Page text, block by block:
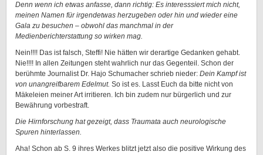
Denn wenn ich etwas anfasse, dann richtig: Es interesssiert mich nicht,
meinen Namen für irgendetwas herzugeben oder hin und wieder eine
Gala zu besuchen – obwohl das manchmal in der
Medienberichterstattung so wirken mag.
Nein!!!! Das ist falsch, Steffi! Nie hätten wir derartige Gedanken gehabt.
Nie!!!! In allen Zeitungen steht wahrlich nur das Gegenteil. Schon der
berühmte Journalist Dr. Hajo Schumacher schrieb nieder: Dein Kampf ist
von unangreifbarem Edelmut. So ist es. Lasst Euch da bitte nicht von
Mäkeleien meiner Art irritieren. Ich bin zudem nur bürgerlich und zur
Bewährung vorbestraft.
Die Hirnforschung hat gezeigt, dass Traumata auch neurologische
Spuren hinterlassen.
Aha! Schon ab S. 9 ihres Werkes blitzt jetzt also die positive Wirkung des